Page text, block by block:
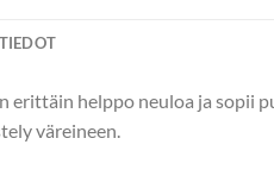
erittäin helppo neuloa ja sopii
väreineen.